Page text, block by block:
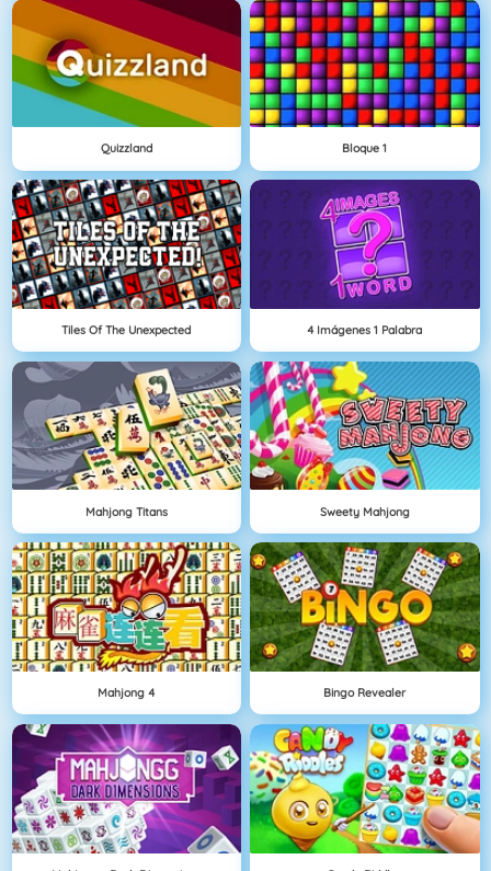
Quizzland Bloque 1
Tiles Of The Unexpected 4 Imágenes 1 Palabra
Mahjong Titans Sweety Mahjong
Mahjong 4 Bingo Revealer